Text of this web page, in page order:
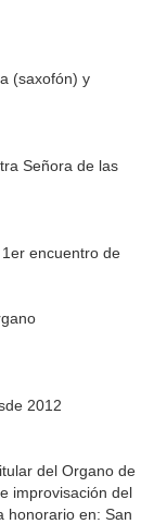
(saxofón) y
Señora de las
encuentro de
2012
del Organo de
improvisación del
honorario en: San